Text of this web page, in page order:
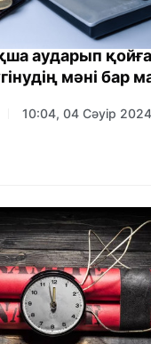
аударып
мәні бар
10:04, 04 Сәуір 2024